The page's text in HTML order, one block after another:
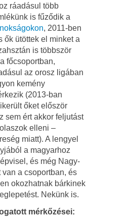
ráadásul több
is fűződik a
, 2011-ben
ők ütöttek el minket a
is többször
főcsoportban,
az orosz ligában
kemény
(2013-ban
őket először
sem ért akkor feljutást
elleni –
miatt). A lengyel
a magyarhoz
és még Nagy-
van a csoportban, és
okozhatnak bárkinek
Nekünk is.
mérkőzései: